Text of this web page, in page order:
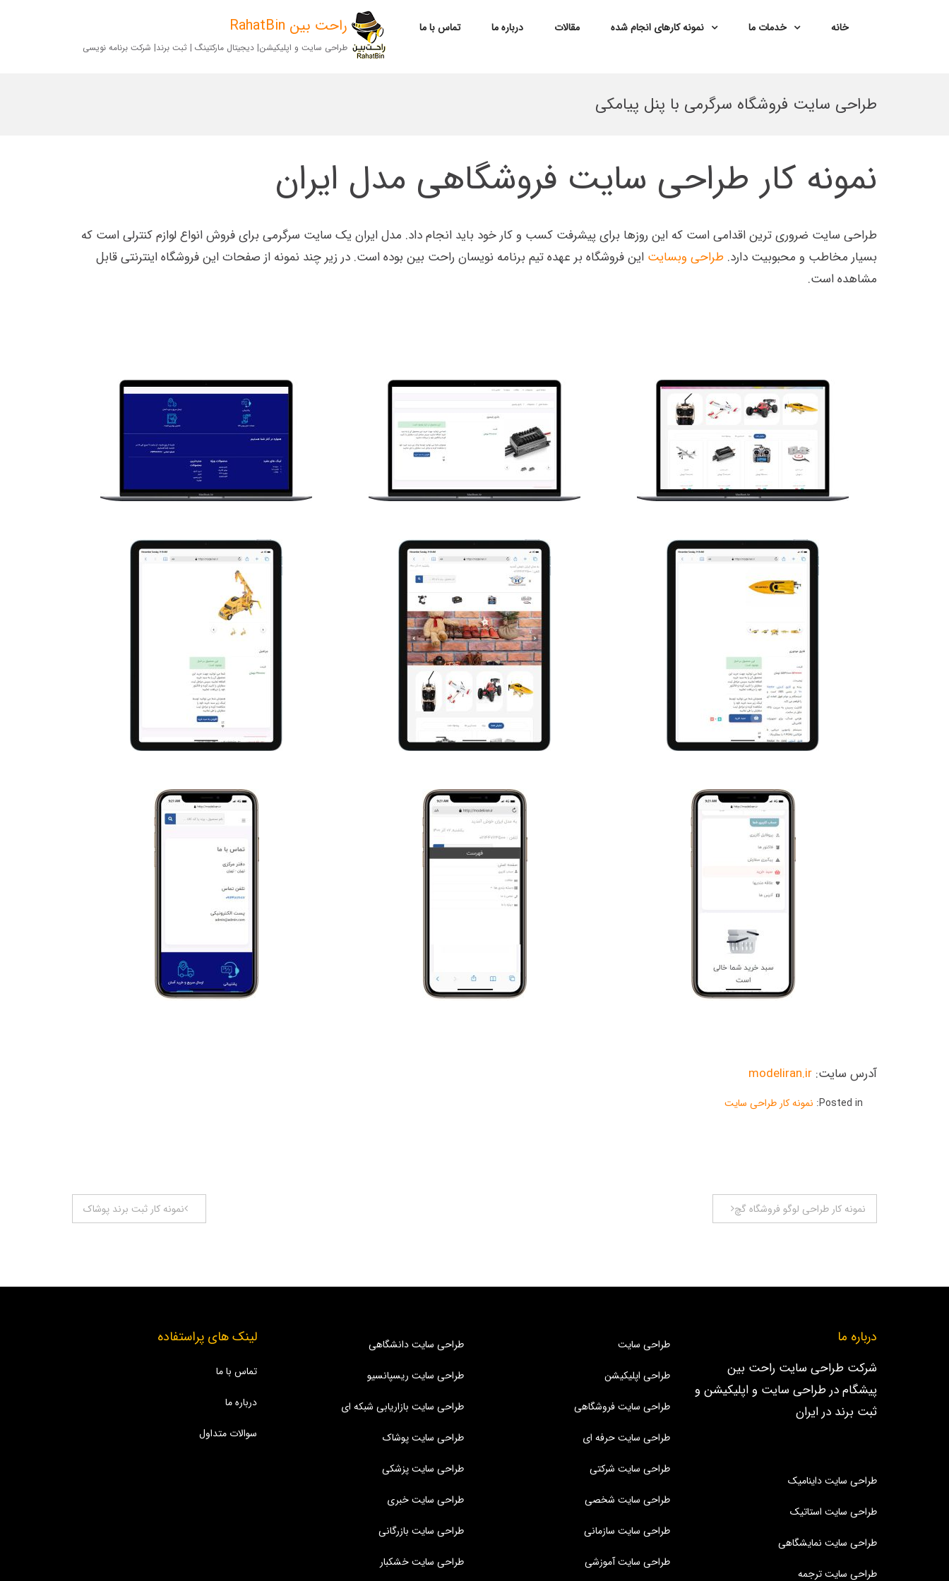
راحت بین RahatBin
طراحی سایت و اپلیکیشن| دیجیتال مارکتینگ | ثبت برند| شرکت برنامه نویسی
خانه خدمات ما نمونه کارهای انجام شده مقالات درباره ما تماس با ما
طراحی سایت فروشگاه سرگرمی با پنل پیامکی
نمونه کار طراحی سایت فروشگاهی مدل ایران
طراحی سایت ضروری ترین اقدامی است که این روزها برای پیشرفت کسب و کار خود باید انجام داد. مدل ایران یک سایت سرگرمی برای فروش انواع لوازم کنترلی است که
بسیار مخاطب و محبوبیت دارد. طراحی وبسایت این فروشگاه بر عهده تیم برنامه نویسان راحت بین بوده است. در زیر چند نمونه از صفحات این فروشگاه اینترنتی قابل
مشاهده است.
آدرس سایت: modeliran.ir
Posted in: نمونه کار طراحی سایت
راهبری
نوشته
نمونه کار ثبت برند پوشاک نمونه کار طراحی لوگو فروشگاه گچ
درباره ما
شرکت طراحی سایت راحت بین
پیشگام در طراحی سایت و اپلیکیشن و
ثبت برند در ایران
طراحی سایت داینامیک
طراحی سایت استاتیک
طراحی سایت نمایشگاهی
طراحی سایت ترجمه
طراحی سایت
طراحی اپلیکیشن
طراحی سایت فروشگاهی
طراحی سایت حرفه ای
طراحی سایت شرکتی
طراحی سایت شخصی
طراحی سایت سازمانی
طراحی سایت آموزشی
طراحی سایت دانشگاهی
طراحی سایت ریسپانسیو
طراحی سایت بازاریابی شبکه ای
طراحی سایت پوشاک
طراحی سایت پزشکی
طراحی سایت خبری
طراحی سایت بازرگانی
طراحی سایت خشکبار
لینک های پراستفاده
تماس با ما
درباره ما
سوالات متداول